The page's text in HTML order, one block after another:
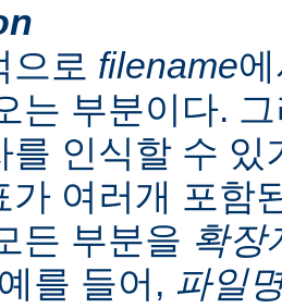
으로 filename
는 부분이다.
를 인식할 수
가 여러개 포함
든 부분을 확장
를 들어, 파일